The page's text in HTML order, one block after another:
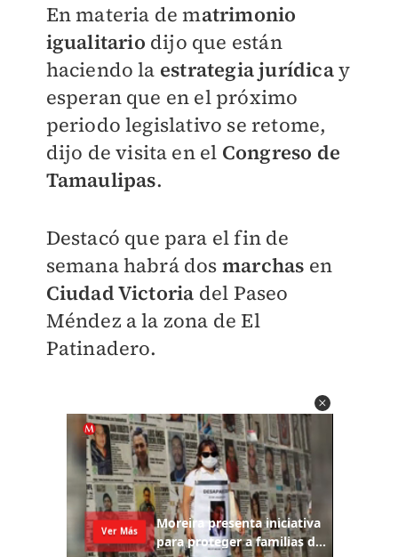
En materia de matrimonio
igualitario dijo que están
haciendo la estrategia jurídicay
esperan que en el próximo
periodo legislativo se retome,
dijo de visita en el Congreso de
Tamaulipas.
Destacó que para el fin de
semana habrá dos marchas en
Ciudad Victoria del Paseo
Méndez a la zona de El
Patinadero.